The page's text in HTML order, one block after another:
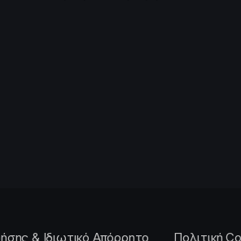
& Ιδιωτικό Απόρρητο Πολιτική